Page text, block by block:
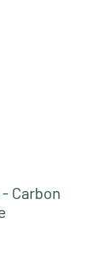
Carbon